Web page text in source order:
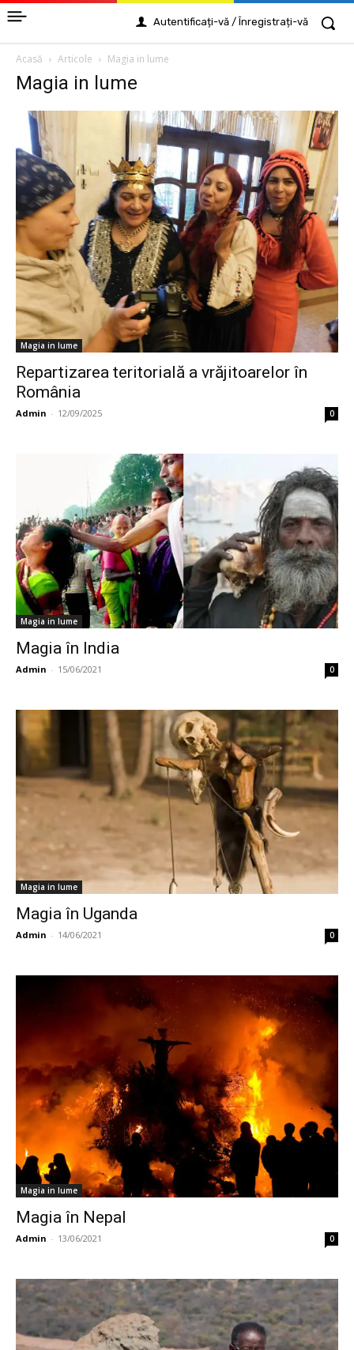
Autentificați-vă / Înregistrați-vă
Acasă Articole Magia in lume
Magia in lume
Magia in lume
Repartizarea teritorială a vrăjitoarelor în
România
Admin - 12/09/2025 0
Magia in lume
Magia în India
Admin - 15/06/2021 0
Magia in lume
Magia în Uganda
Admin - 14/06/2021 0
Magia in lume
Magia în Nepal
Admin - 13/06/2021 0